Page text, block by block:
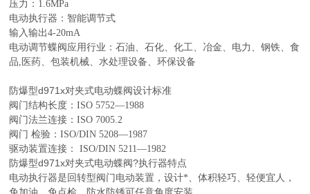
压力：1.6MPa
电动执行器：智能调节式
输入输出4-20mA
电动调节蝶阀应用行业：石油、石化、化工、冶金、电力、钢铁、食
品,医药、包装机械、水处理设备、环保设备
防爆型d971x对夹式电动蝶阀设计标准
阀门结构长度：ISO 5752—1988
阀门法兰连接：ISO 7005.2
阀门 检验：ISO/DIN 5208—1987
驱动装置连接： ISO/DIN 5211—1982
防爆型d971x对夹式电动蝶阀?执行器特点
电动执行器是回转型阀门电动装置，设计*、体积轻巧、轻便宜人，